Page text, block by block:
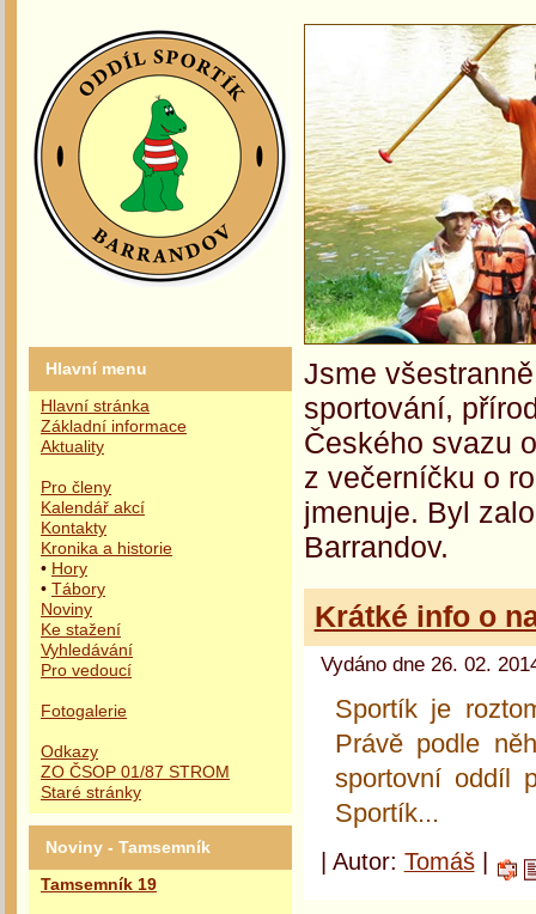
Hlavní menu
Hlavní stránka
Základní informace
Aktuality
Pro členy
Kalendář akcí
Kontakty
Kronika a historie
• Hory
• Tábory
Noviny
Ke stažení
Vyhledávání
Pro vedoucí
Fotogalerie
Odkazy
ZO ČSOP 01/87 STROM
Staré stránky
Noviny - Tamsemník
Tamsemník 19
Jsme
sportování,
Českého svazu
z večerníčku o
jmenuje. Byl
Barrandov.
Krátké info o
Vydáno dne 26. 02.
Sportík je
Právě podle
sportovní oddíl
Sportík...
| Autor: Tomáš|